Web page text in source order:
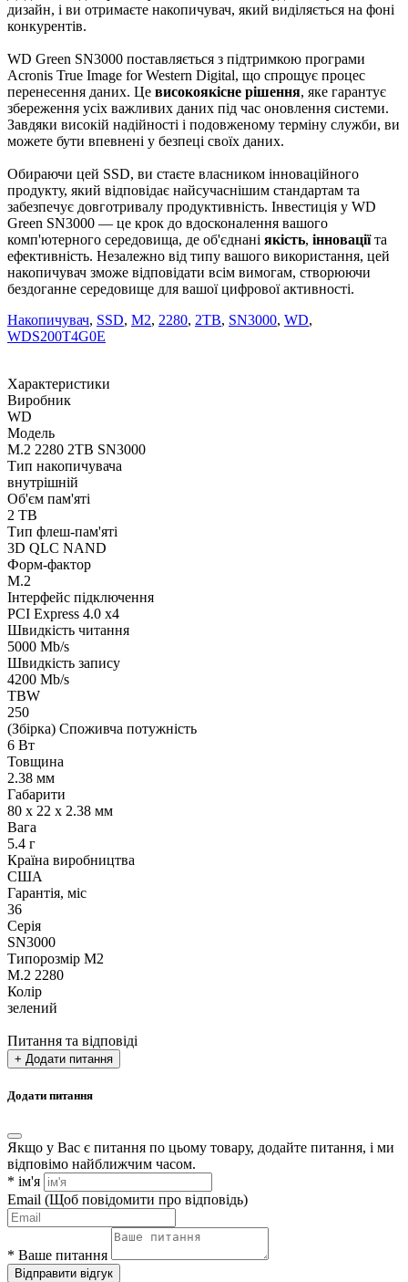
дизайн, і ви отримаєте накопичувач, який виділяється на фоні
конкурентів.
WD Green SN3000 поставляється з підтримкою програми
Acronis True Image for Western Digital, що спрощує процес
перенесення даних. Це високоякісне рішення, яке гарантує
збереження усіх важливих даних під час оновлення системи.
Завдяки високій надійності і подовженому терміну служби, ви
можете бути впевнені у безпеці своїх даних.
Обираючи цей SSD, ви стаєте власником інноваційного
продукту, який відповідає найсучаснішим стандартам та
забезпечує довготривалу продуктивність. Інвестиція у WD
Green SN3000 — це крок до вдосконалення вашого
комп'ютерного середовища, де об'єднані якість, інноваціїта
ефективність. Незалежно від типу вашого використання, цей
накопичувач зможе відповідати всім вимогам, створюючи
бездоганне середовище для вашої цифрової активності.
Накопичувач, SSD, M2, 2280, 2TB, SN3000, WD,
WDS200T4G0E
Характеристики
Виробник
WD
Модель
M.2 2280 2TB SN3000
Тип накопичувача
внутрішній
Об'єм пам'яті
2 TB
Тип флеш-пам'яті
3D QLC NAND
Форм-фактор
M.2
Інтерфейс підключення
PCI Express 4.0 x4
Швидкість читання
5000 Mb/s
Швидкість запису
4200 Mb/s
TBW
250
(Збірка) Споживча потужність
6 Вт
Товщина
2.38 мм
Габарити
80 x 22 x 2.38 мм
Вага
5.4 г
Країна виробництва
США
Гарантія, міс
36
Серія
SN3000
Типорозмір М2
M.2 2280
Колір
зелений
Питання та відповіді
+ Додати питання
Додати питання
Якщо у Вас є питання по цьому товару, додайте питання, і ми
відповімо найближчим часом.
* ім'я
Email (Щоб повідомити про відповідь)
* Ваше питання
Відправити відгук